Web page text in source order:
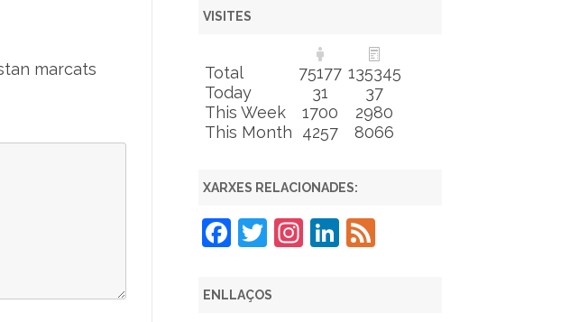
marcats
VISITES
Total 75177 135345
Today
31
37
This Week
1700
2980
This Month
4257 8066
XARXES RELACIONADES:
F
c
T
itt
In Li F
ENLLAÇOS